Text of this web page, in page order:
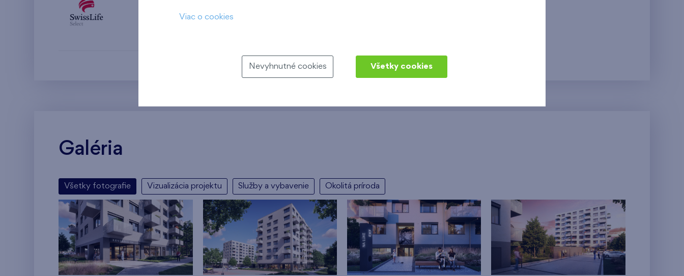
Galéria
Všetky fotografie Vizualizácia projektu Služby a vybavenie Okolitá príroda
Viac o cookies
Nevyhnutné cookies Všetky cookies